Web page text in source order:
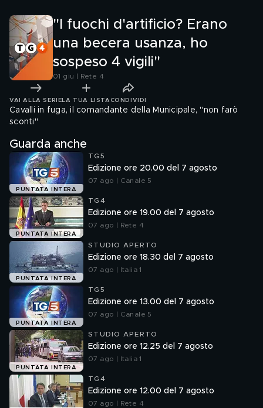
"I fuochi d'artificio? Erano
una becera usanza, ho
sospeso 4 vigili"
01 giu | Rete 4
VAI ALLA SERIE LA TUA LISTA CONDIVIDI
Cavalli in fuga, il comandante della Municipale, "non farò
sconti"
Guarda anche
PUNTATA INTERA
TG5
Edizione ore 20.00 del 7 agosto
07 ago | Canale 5
PUNTATA INTERA
TG4
Edizione ore 19.00 del 7 agosto
07 ago | Rete 4
PUNTATA INTERA
STUDIO APERTO
Edizione ore 18.30 del 7 agosto
07 ago | Italia 1
PUNTATA INTERA
TG5
Edizione ore 13.00 del 7 agosto
07 ago | Canale 5
PUNTATA INTERA
STUDIO APERTO
Edizione ore 12.25 del 7 agosto
07 ago | Italia 1
TG4
Edizione ore 12.00 del 7 agosto
07 ago | Rete 4